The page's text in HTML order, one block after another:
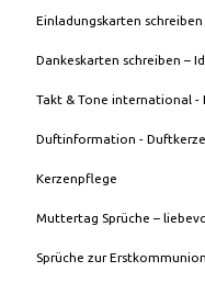
Einladungskarten
Dankeskarten schreiben –
Takt & Tone international -
Duftinformation -
Kerzenpflege
Muttertag Sprüche –
Sprüche zur